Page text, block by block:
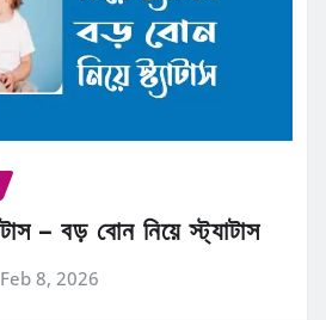
– বড় বোন নিয়ে স্ট্যাটাস
Feb 8, 2026